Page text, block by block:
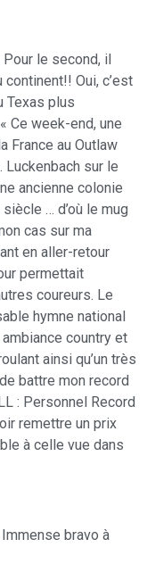
Pour le second, il
Oui, c’est
Texas plus
Ce week-end, une
France au Outlaw
Luckenbach sur le
ancienne colonie
… d’où le mug
cas sur ma
en aller-retour
permettait
coureurs. Le
hymne national
country et
ainsi qu’un très
battre mon record
: Personnel Record
remettre un prix
à celle vue dans
bravo à